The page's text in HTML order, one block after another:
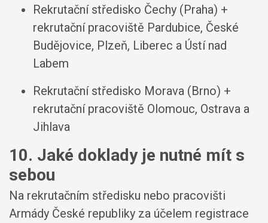
Rekrutační středisko Čechy (Praha) +
rekrutační pracoviště Pardubice, České
Budějovice, Plzeň, Liberec a Ústí nad
Labem
Rekrutační středisko Morava (Brno) +
rekrutační pracoviště Olomouc, Ostrava a
Jihlava
10. Jaké doklady je nutné mít s
sebou
Na rekrutačním středisku nebo pracovišti
Armády České republiky za účelem registrace